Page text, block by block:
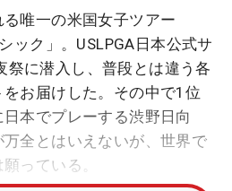
唯一の米国女子ツアー
ック」。USLPGA日本公式サ
祭に潜入し、普段とは違う各
お届けした。その中で1位
本でプレーする渋野日向
全とはいえないが、世界で
っている 。